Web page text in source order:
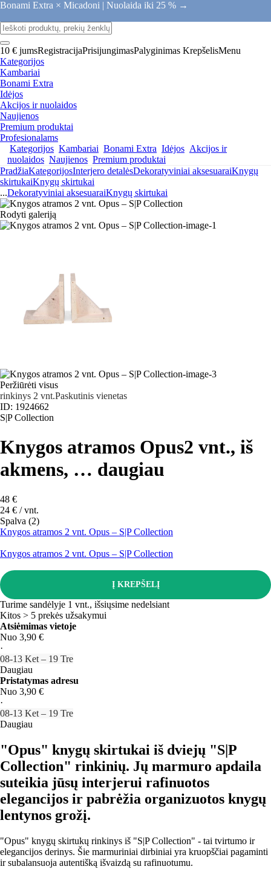
Bonami Extra × Micadoni | Nuolaida iki 25 % →
10 € jumsRegistracijaPrisijungimasPalyginimas KrepšelisMenu
Kategorijos
Kambariai
Bonami Extra
Idėjos
Akcijos ir nuolaidos
Naujienos
Premium produktai
Profesionalams
Kategorijos Kambariai Bonami Extra Idėjos Akcijos ir
nuolaidos Naujienos Premium produktai
PradžiaKategorijosInterjero detalėsDekoratyviniai aksesuaraiKnygų
skirtukaiKnygų skirtukai
...Dekoratyviniai aksesuaraiKnygų skirtukai
Rodyti galeriją
Peržiūrėti visus
rinkinys 2 vnt.Paskutinis vienetas
ID: 1924662
S|P Collection
Knygos atramos Opus2 vnt., iš
akmens, … daugiau
48 €
24 € / vnt.
Spalva (2)
Knygos atramos 2 vnt. Opus – S|P Collection
Knygos atramos 2 vnt. Opus – S|P Collection
Į KREPŠELĮ
Turime sandėlyje 1 vnt., išsiųsime nedelsiant
Kitos > 5 prekės užsakymui
Atsiėmimas vietoje
Nuo 3,90 €
·
08‑13 Ket – 19 Tre
Daugiau
Pristatymas adresu
Nuo 3,90 €
·
08‑13 Ket – 19 Tre
Daugiau
"Opus" knygų skirtukai iš dviejų "S|P
Collection" rinkinių. Jų marmuro apdaila
suteikia jūsų interjerui rafinuotos
elegancijos ir pabrėžia organizuotos knygų
lentynos grožį.
"Opus" knygų skirtukų rinkinys iš "S|P Collection" - tai tvirtumo ir
elegancijos derinys. Šie marmuriniai dirbiniai yra kruopščiai pagaminti
ir subalansuoja autentišką išvaizdą su rafinuotumu.